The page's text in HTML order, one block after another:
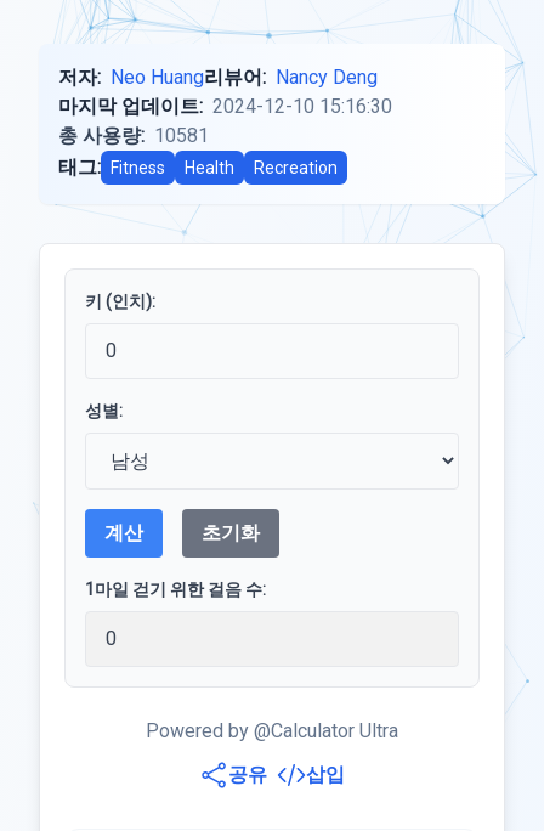
저자: Neo Huang리뷰어: Nancy Deng
마지막 업데이트: 2024-12-10 15:16:30
총 사용량: 10581
태그:
Fitness Health Recreation
키 (인치):
성별:
계산 초기화
1마일 걷기 위한 걸음 수:
Powered by @Calculator Ultra
공유
삽입